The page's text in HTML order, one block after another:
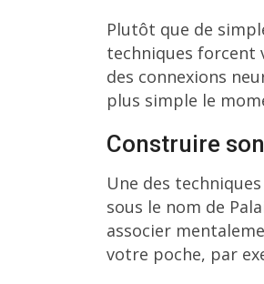
Plutôt que de
techniques forcent
des connexions
plus simple le
Construire
Une des
sous le nom de
associer
votre poche, par